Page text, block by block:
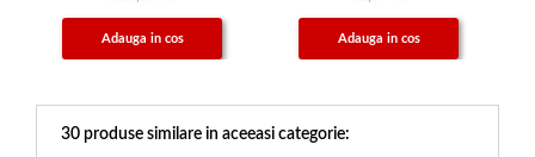
Adauga in cos Adauga in cos
30 produse similare in aceeasi categorie: